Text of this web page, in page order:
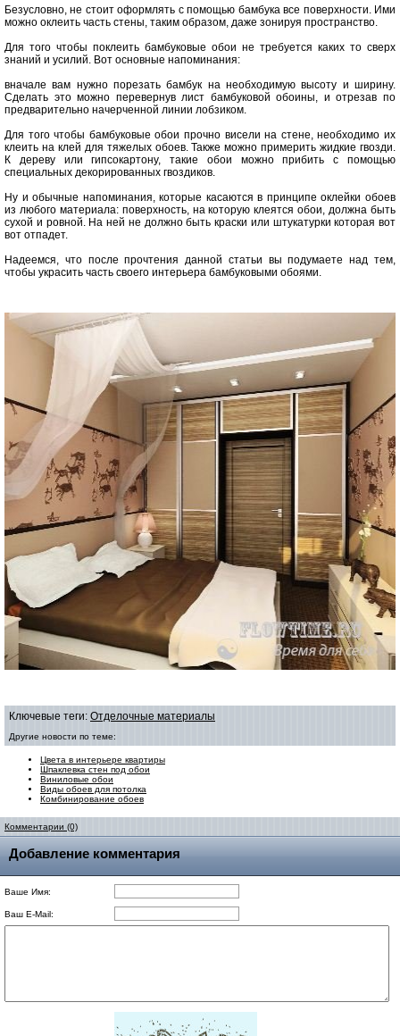
Безусловно, не стоит оформлять с помощью бамбука все поверхности. Ими
можно оклеить часть стены, таким образом, даже зонируя пространство.
Для того чтобы поклеить бамбуковые обои не требуется каких то сверх
знаний и усилий. Вот основные напоминания:
вначале вам нужно порезать бамбук на необходимую высоту и ширину.
Сделать это можно перевернув лист бамбуковой обоины, и отрезав по
предварительно начерченной линии лобзиком.
Для того чтобы бамбуковые обои прочно висели на стене, необходимо их
клеить на клей для тяжелых обоев. Также можно примерить жидкие гвозди.
К дереву или гипсокартону, такие обои можно прибить с помощью
специальных декорированных гвоздиков.
Ну и обычные напоминания, которые касаются в принципе оклейки обоев
из любого материала: поверхность, на которую клеятся обои, должна быть
сухой и ровной. На ней не должно быть краски или штукатурки которая вот
вот отпадет.
Надеемся, что после прочтения данной статьи вы подумаете над тем,
чтобы украсить часть своего интерьера бамбуковыми обоями.
Ключевые теги: Отделочные материалы
Другие новости по теме:
Цвета в интерьере квартиры
Шпаклевка стен под обои
Виниловые обои
Виды обоев для потолка
Комбинирование обоев
Комментарии (0)
Добавление комментария
Ваше Имя:
Ваш E-Mail: